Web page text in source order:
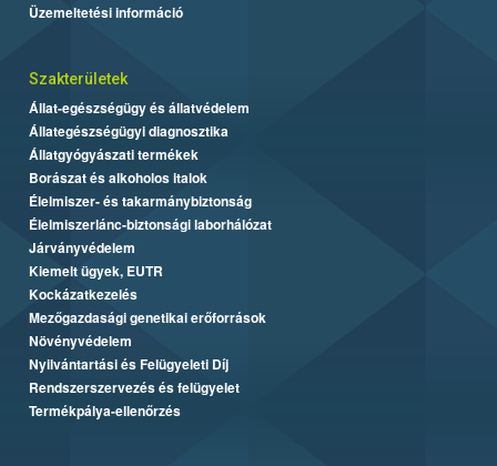
Üzemeltetési információ
Szakterületek
Állat-egészségügy és állatvédelem
Állategészségügyi diagnosztika
Állatgyógyászati termékek
Borászat és alkoholos italok
Élelmiszer- és takarmánybiztonság
Élelmiszerlánc-biztonsági laborhálózat
Járványvédelem
Kiemelt ügyek, EUTR
Kockázatkezelés
Mezőgazdasági genetikai erőforrások
Növényvédelem
Nyilvántartási és Felügyeleti Díj
Rendszerszervezés és felügyelet
Termékpálya-ellenőrzés